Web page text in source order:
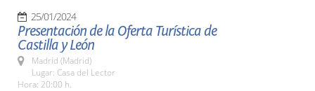
25/01/2024
Presentación de la Oferta Turística de
Castilla y León
Madrid (Madrid)
Lugar: Casa del Lector
Hora: 20:00 h.